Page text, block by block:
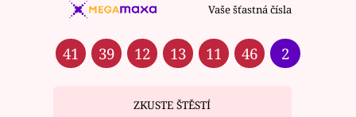
Vaše šťastná čísla
41 39 12 13 11 46 2
ZKUSTE ŠTĚSTÍ